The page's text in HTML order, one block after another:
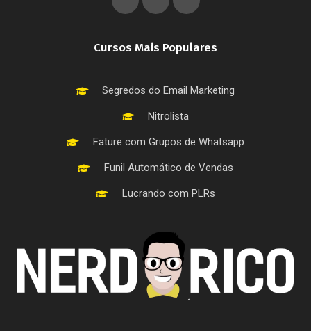
Cursos Mais Populares
Segredos do Email Marketing
Nitrolista
Fature com Grupos de Whatsapp
Funil Automático de Vendas
Lucrando com PLRs